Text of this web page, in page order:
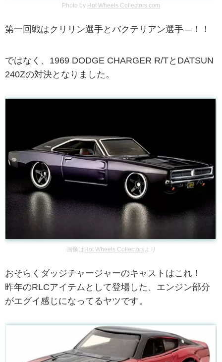
Photo by Hot Wheels Collectors.com
第一回戦はクリリン選手とバクテリアン選手—！！
ではなく、1969 DODGE CHARGER R/TとDATSUN
240Zの対決となりました。
画像は Hot Wheels Collectors より
おそらくダッジチャージャーのキャストはこれ！
昨年のRLCアイテムとして登場した、エンジン部分
がエグイ感じになってるヤツです。